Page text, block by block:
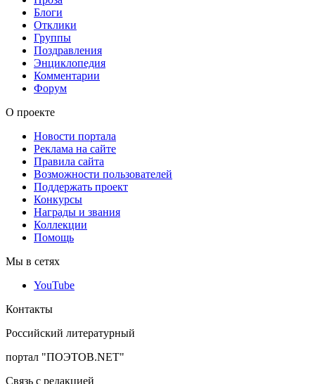
Блоги
Отклики
Группы
Поздравления
Энциклопедия
Комментарии
Форум
О проекте
Новости портала
Реклама на сайте
Правила сайта
Возможности пользователей
Поддержать проект
Конкурсы
Награды и звания
Коллекции
Помощь
Мы в сетях
YouTube
Контакты
Российский литературный
портал "ПОЭТОВ.NET"
Связь с редакцией